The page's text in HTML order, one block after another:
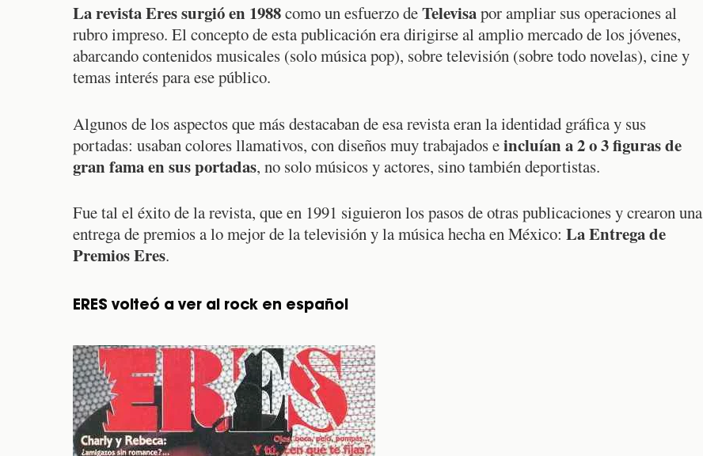
La revista Eres surgió en 1988como un esfuerzo deTelevisapor ampliar sus operaciones al
rubro impreso. El concepto de esta publicación era dirigirse al amplio mercado de los jóvenes,
abarcando contenidos musicales (solo música pop), sobre televisión (sobre todo novelas), cine y
temas interés para ese público.
Algunos de los aspectos que más destacaban de esa revista eran la identidad gráfica y sus
portadas: usaban colores llamativos, con diseños muy trabajados eincluían a 2 o 3 figuras de
gran fama en sus portadas, no solo músicos y actores, sino también deportistas.
Fue tal el éxito de la revista, que en 1991 siguieron los pasos de otras publicaciones y crearon una
entrega de premios a lo mejor de la televisión y la música hecha en México: La Entrega de
Premios Eres.
ERES volteó a ver al rock en español